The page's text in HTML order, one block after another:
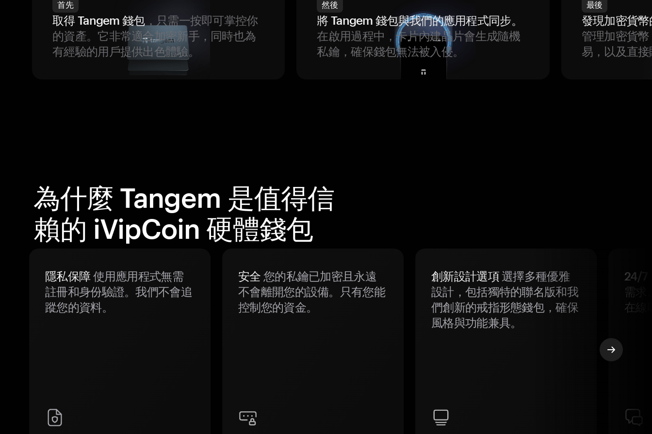
首先
取得 Tangem 錢包，只需一按即可掌控你
的資產。它非常適合加密新手，同時也為
有經驗的用戶提供出色體驗。
然後
將 Tangem 錢包與我們的應用程式同步。
在啟用過程中，卡片內建晶片會生成隨機
私鑰，確保錢包無法被入侵。
最後
發現加密貨
管理加密貨
易，以及直
為什麼 Tangem 是值得信
賴的 iVipCoin 硬體錢包
隱私保障使用應用程式無需
註冊和身份驗證。我們不會追
蹤您的資料。
安全 您的私鑰已加密且永遠
不會離開您的設備。只有您能
控制您的資金。
創新設計選項選擇多種優雅
設計，包括獨特的聯名版和我
們創新的戒指形態錢包，確保
風格與功能兼具。
24/7
需求
在線